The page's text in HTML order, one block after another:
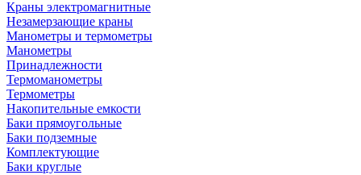
Краны электромагнитные
Незамерзающие краны
Манометры и термометры
Манометры
Принадлежности
Термоманометры
Термометры
Накопительные емкости
Баки прямоугольные
Баки подземные
Комплектующие
Баки круглые